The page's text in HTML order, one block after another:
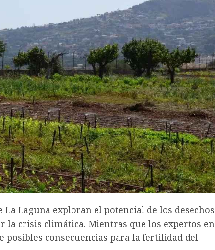
Laguna exploran el potencial de los desechos
la crisis climática. Mientras que los expertos en
posibles consecuencias para la fertilidad del